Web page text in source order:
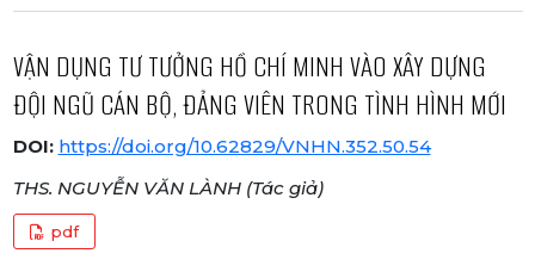
VẬN DỤNG TƯ TƯỞNG HỒ CHÍ MINH VÀO XÂY DỰNG
ĐỘI NGŨ CÁN BỘ, ĐẢNG VIÊN TRONG TÌNH HÌNH MỚI
DOI: https://doi.org/10.62829/VNHN.352.50.54
THS. NGUYỄN VĂN LÀNH (Tác giả)
pdf